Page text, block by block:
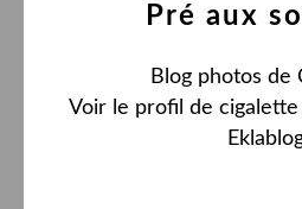
Pré aux
Blog photos de
Voir le profil de